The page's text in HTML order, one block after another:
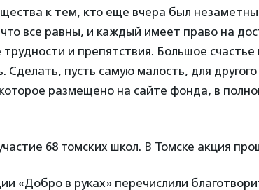
к тем, кто еще вчера был
все равны, и каждый имеет право на
и препятствия. Большое счастье
Сделать, пусть самую малость, для
размещено на сайте фонда, в
68 томских школ. В Томске акция
«Добро в руках» перечислили